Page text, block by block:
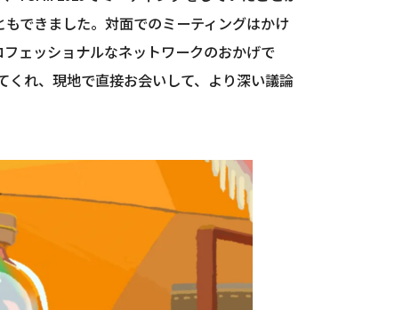
できました。対面でのミーティングはかけ
フェッショナルなネットワークのおかげで
くれ、現地で直接お会いして、より深い議論